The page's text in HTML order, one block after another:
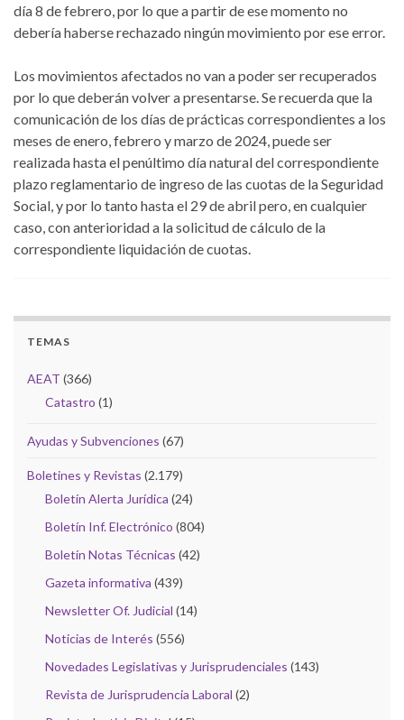
día 8 de febrero, por lo que a partir de ese momento no
debería haberse rechazado ningún movimiento por ese error.
Los movimientos afectados no van a poder ser recuperados
por lo que deberán volver a presentarse. Se recuerda que la
comunicación de los días de prácticas correspondientes a los
meses de enero, febrero y marzo de 2024, puede ser
realizada hasta el penúltimo día natural del correspondiente
plazo reglamentario de ingreso de las cuotas de la Seguridad
Social, y por lo tanto hasta el 29 de abril pero, en cualquier
caso, con anterioridad a la solicitud de cálculo de la
correspondiente liquidación de cuotas.
TEMAS
AEAT (366)
Catastro (1)
Ayudas y Subvenciones (67)
Boletines y Revistas (2.179)
Boletín Alerta Jurídica (24)
Boletín Inf. Electrónico (804)
Boletín Notas Técnicas (42)
Gazeta informativa (439)
Newsletter Of. Judicial (14)
Noticias de Interés (556)
Novedades Legislativas y Jurisprudenciales (143)
Revista de Jurisprudencia Laboral (2)